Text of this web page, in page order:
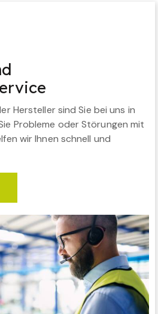
Hersteller sind Sie bei uns in
Probleme oder Störungen mit
wir Ihnen schnell und